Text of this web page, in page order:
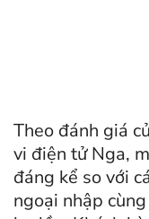
Theo đánh giá
vi điện tử Nga,
đáng kể so với
ngoại nhập